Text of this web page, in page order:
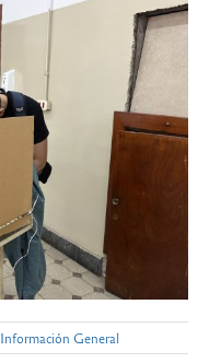
Información General